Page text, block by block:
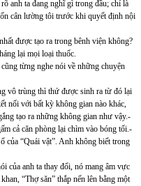
anh ta đang nghĩ gì trong đầu; chỉ là
cân lường tôi trước khi quyết định nội
được tạo ra trong bênh viện không?
lại mọi loại thuốc.
từng nghe nói về những chuyện
vô trùng thì thứ được sinh ra từ đó lại
nối với bất kỳ không gian nào khác,
tạo ra những không gian như vậy.-
cả căn phòng lại chìm vào bóng tối.-
của “Quái vật”. Anh không biết trong
của anh ta thay đổi, nó mang âm vực
“Thợ săn” thắp nến lên bằng một